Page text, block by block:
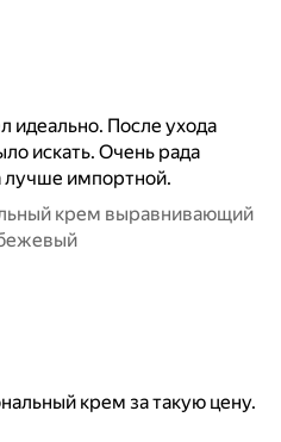
идеально. После ухода
искать. Очень рада
лучше импортной.
крем выравнивающий
крем за такую цену.